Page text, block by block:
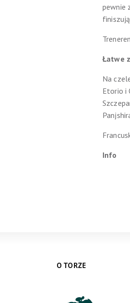
pewnie
Łatwe
Na
Etorio i
Info
O TORZE